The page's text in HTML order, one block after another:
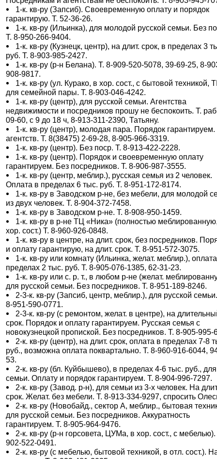
1-к. кв-ру (Запсиб). Своевременную оплату и порядок
гарантирую. Т. 52-36-26.
1-к. кв-ру (Ильинка), для молодой русской семьи. Без
Т. 8-950-266-9404.
1-к. кв-ру (Кузнецк, центр), на длит. срок, в пределах 3
руб. Т. 8-903-985-2427.
1-к. кв-ру (р-н Белана). Т. 8-909-520-5078, 39-69-25, 8-
908-9817.
1-к. кв-ру (ул. Курако, в хор. сост., с бытовой техникой,
для семейной пары. Т. 8-903-046-4242.
1-к. кв-ру (центр), для русской семьи. Агентства
недвижимости и посредников прошу не беспокоить. Т.
09-60, с 9 до 18 ч, 8-913-311-2390, Татьяну.
1-к. кв-ру (центр), молодая пара. Порядок
агентств. Т. 8(38475) 2-69-28, 8-905-966-3319.
1-к. кв-ру (центр). Без поср. Т. 8-913-422-2228.
1-к. кв-ру (центр). Порядок и своевременную оплату
гарантируем. Без посредников. Т. 8-906-987-3555.
1-к. кв-ру (центр, меблир.), русская семья из 2 человек.
Оплата в пределах 6 тыс. руб. Т. 8-951-172-8174.
1-к. кв-ру в Заводском р-не, без мебели, для молодой
из двух человек. Т. 8-904-372-7458.
1-к. кв-ру в Заводском р-не. Т. 8-908-950-1459.
1-к. кв-ру в р-не ТЦ «Ника» (полностью
хор. сост.) Т. 8-960-926-0848.
1-к. кв-ру в центре, на длит. срок, без посредников.
и оплату гарантирую, на длит. срок. Т. 8-951-572-3075.
1-к. кв-ру или комнату (Ильинка, желат. меблир.),
пределах 2 тыс. руб. Т. 8-905-076-1385, 62-31-23.
1-к. кв-ру или с. р. т., в любом р-не (желат.
для русской семьи. Без посредников. Т. 8-951-189-8246.
2-3-к. кв-ру (Запсиб, центр, меблир.), для русской
8-951-590-0771.
2-3-к. кв-ру (с ремонтом, желат. в центре), на
срок. Порядок и оплату гарантируем. Русская семья с
новокузнецкой пропиской. Без посредников. Т. 8-905-995-
2-к. кв-ру (центр), на длит. срок, оплата в пределах 7-8
руб., возможна оплата поквартально. Т. 8-960-916-6044,
53.
2-к. кв-ру (бл. Куйбышево), в пределах 4-6 тыс. руб., для
семьи. Оплату и порядок гарантируем. Т. 8-904-996-7297.
2-к. кв-ру (Завод. р-н), для семьи из 3-х человек. На
срок. Желат. без мебели. Т. 8-913-334-9297, спросить
2-к. кв-ру (Новобайд., сектор А, меблир., бытовая
для русской семьи. Без посредников. Аккуратность
гарантируем. Т. 8-905-964-9476.
2-к. кв-ру (р-н горсовета, ЦУМа, в хор. сост., с мебелью).
902-522-0491.
2-к. кв-ру (с мебелью, бытовой техникой, в отл. сост.).